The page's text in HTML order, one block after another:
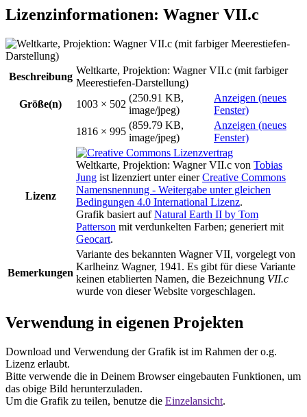
Lizenzinformationen: Wagner VII.c
Beschreibung
Weltkarte, Projektion: Wagner VII.c (mit farbiger
Meerestiefen-Darstellung)
Größe(n)
1003 × 502
(250.91 KB,
image/jpeg)
Anzeigen (neues
Fenster)
1816 × 995
(859.79 KB,
image/jpeg)
Anzeigen (neues
Fenster)
Lizenz
Weltkarte, Projektion: Wagner VII.c von Tobias
Jung ist lizenziert unter einerCreative Commons
Namensnennung - Weitergabe unter gleichen
Bedingungen 4.0 International Lizenz.
Grafik basiert aufNatural Earth II by Tom
Patterson mit verdunkelten Farben; generiert mit
Geocart.
Bemerkungen
Variante des bekannten Wagner VII, vorgelegt von
Karlheinz Wagner, 1941. Es gibt für diese Variante
keinen etablierten Namen, die Bezeichnung VII.c
wurde von dieser Website vorgeschlagen.
Verwendung in eigenen Projekten
Download und Verwendung der Grafik ist im Rahmen der o.g.
Lizenz erlaubt.
Bitte verwende die in Deinem Browser eingebauten Funktionen, um
das obige Bild herunterzuladen.
Um die Grafik zu teilen, benutze die Einzelansicht.